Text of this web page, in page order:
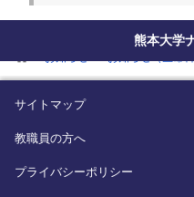
home
熊本大学
サイトマップ
教職員の方へ
プライバシーポリシー